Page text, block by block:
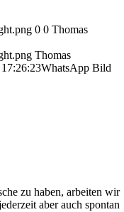
0 0 Thomas
Thomas
WhatsApp Bild
zu haben, arbeiten wir
aber auch spontan